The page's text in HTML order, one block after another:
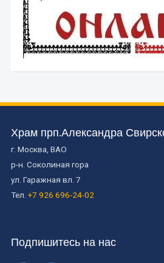
Храм прп.Александра
г. Москва, ВАО
р-н. Соколиная гора
ул. Гаражная вл. 7
Тел. +7 926 696-24-02
Подпишитесь на нас